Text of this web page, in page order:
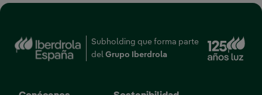
Subholding que forma parte
del Grupo Iberdrola